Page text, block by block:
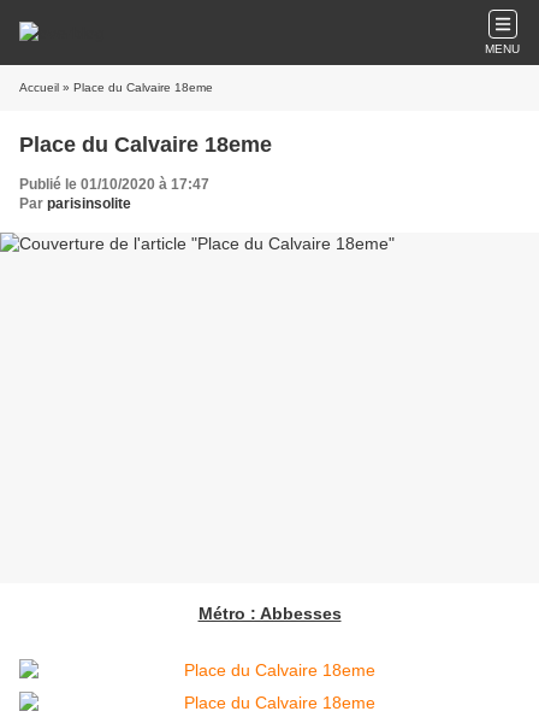
MENU
Accueil » Place du Calvaire 18eme
Place du Calvaire 18eme
Publié le 01/10/2020 à 17:47
Par parisinsolite
Métro : Abbesses